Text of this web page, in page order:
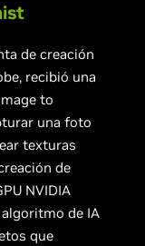
de creación
recibió una
to
una foto
texturas
de
NVIDIA
de IA
que